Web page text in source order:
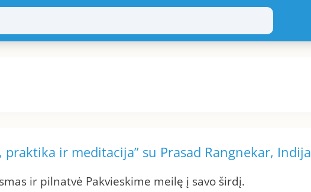
praktika ir meditacija” su Prasad Rangnekar, Indija
ir pilnatvė Pakvieskime meilę į savo širdį.